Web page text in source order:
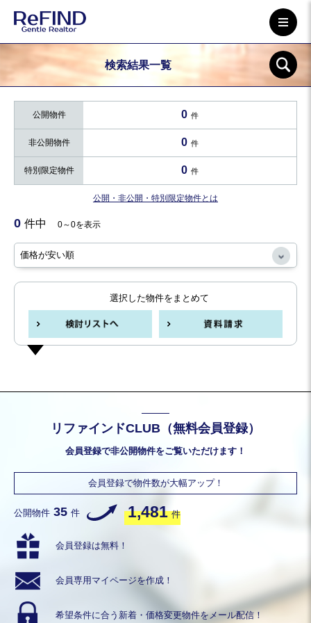
検索結果一覧
公開物件 0 件
非公開物件 0 件
特別限定物件 0 件
公開・非公開・特別限定物件とは
0 件中 0～0を表示
選択した物件をまとめて
リファインドCLUB（無料会員登録）
会員登録で非公開物件をご覧いただけます！
会員登録で物件数が大幅アップ！
公開物件 35 件 1,481 件
会員登録は無料！
会員専用 マイページを作成！
希望条件に合う 新着・価格変更物件をメール配信！